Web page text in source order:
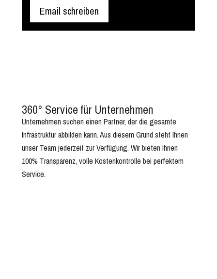
Email schreiben
360° Service für Unternehmen
Unternehmen suchen einen Partner, der die gesamte
Infrastruktur abbilden kann. Aus diesem Grund steht Ihnen
unser Team jederzeit zur Verfügung. Wir bieten Ihnen
100% Transparenz, volle Kostenkontrolle bei perfektem
Service.